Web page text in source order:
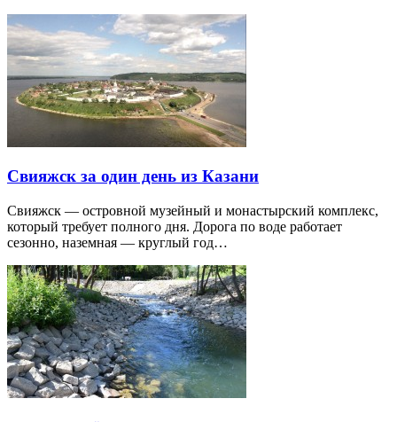
Свияжск за один день из Казани
Свияжск — островной музейный и монастырский комплекс,
который требует полного дня. Дорога по воде работает
сезонно, наземная — круглый год…